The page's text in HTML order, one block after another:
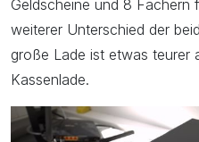
Geldscheine und 8 Fächern
weiterer Unterschied der
große Lade ist etwas teurer
Kassenlade.